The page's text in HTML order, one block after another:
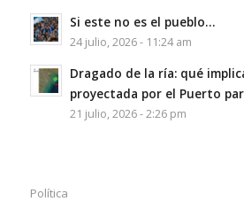
Si este no es el pueblo…
24 julio, 2026 - 11:24 am
Dragado de la ría: qué
proyectada por el Puerto
21 julio, 2026 - 2:26 pm
Política